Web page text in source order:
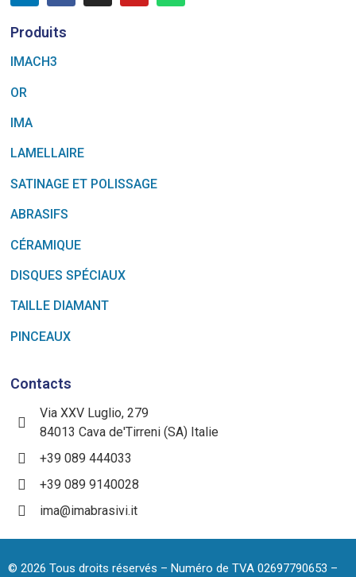
Produits
IMACH3
OR
IMA
LAMELLAIRE
SATINAGE ET POLISSAGE
ABRASIFS
CÉRAMIQUE
DISQUES SPÉCIAUX
TAILLE DIAMANT
PINCEAUX
Contacts
Via XXV Luglio, 279
84013 Cava de'Tirreni (SA) Italie
+39 089 444033
+39 089 9140028
ima@imabrasivi.it
© 2026 Tous droits réservés – Numéro de TVA 02697790653 –